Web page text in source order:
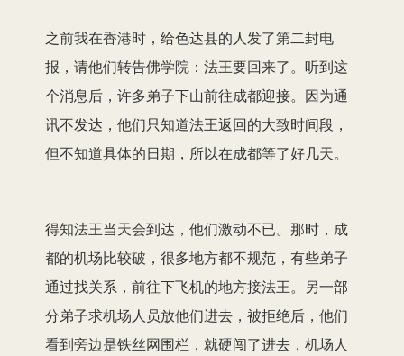
之前我在香港时，给色达县的人发了第二封电
报，请他们转告佛学院：法王要回来了。听到这
个消息后，许多弟子下山前往成都迎接。因为通
讯不发达，他们只知道法王返回的大致时间段，
但不知道具体的日期，所以在成都等了好几天。
得知法王当天会到达，他们激动不已。那时，成
都的机场比较破，很多地方都不规范，有些弟子
通过找关系，前往下飞机的地方接法王。另一部
分弟子求机场人员放他们进去，被拒绝后，他们
看到旁边是铁丝网围栏，就硬闯了进去，机场人